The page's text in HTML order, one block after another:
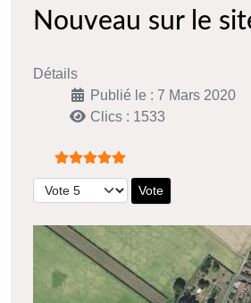
Nouveau sur le
Détails
Publié le : 7 Mars 2020
Clics : 1533
Vote utilisateur:5/5
Veuillez voter